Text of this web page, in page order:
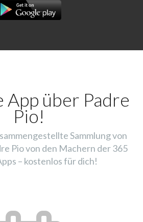
App über Padre
Pio!
Sammlung von
Pio von den Machern der 365
– kostenlos für dich!